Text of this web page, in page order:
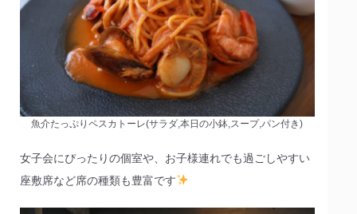
魚介たっぷりペスカトーレ(サラダ,本日の小鉢,スープ,パン付き)
女子会にぴったりの個室や、お子様連れでも過ごしやすい
座敷席など席の種類も豊富です